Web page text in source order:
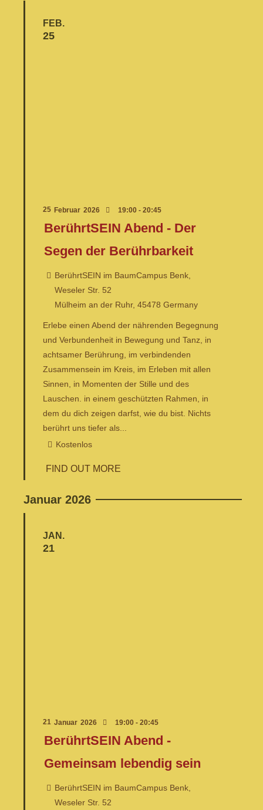
FEB.
25
25 Februar 2026 19:00 - 20:45
BerührtSEIN Abend - Der
Segen der Berührbarkeit
BerührtSEIN im BaumCampus Benk,
Weseler Str. 52
Mülheim an der Ruhr, 45478 Germany
Erlebe einen Abend der nährenden Begegnung
und Verbundenheit in Bewegung und Tanz, in
achtsamer Berührung, im verbindenden
Zusammensein im Kreis, im Erleben mit allen
Sinnen, in Momenten der Stille und des
Lauschen. in einem geschützten Rahmen, in
dem du dich zeigen darfst, wie du bist. Nichts
berührt uns tiefer als...
Kostenlos
FIND OUT MORE
Januar 2026
JAN.
21
21 Januar 2026 19:00 - 20:45
BerührtSEIN Abend -
Gemeinsam lebendig sein
BerührtSEIN im BaumCampus Benk,
Weseler Str. 52